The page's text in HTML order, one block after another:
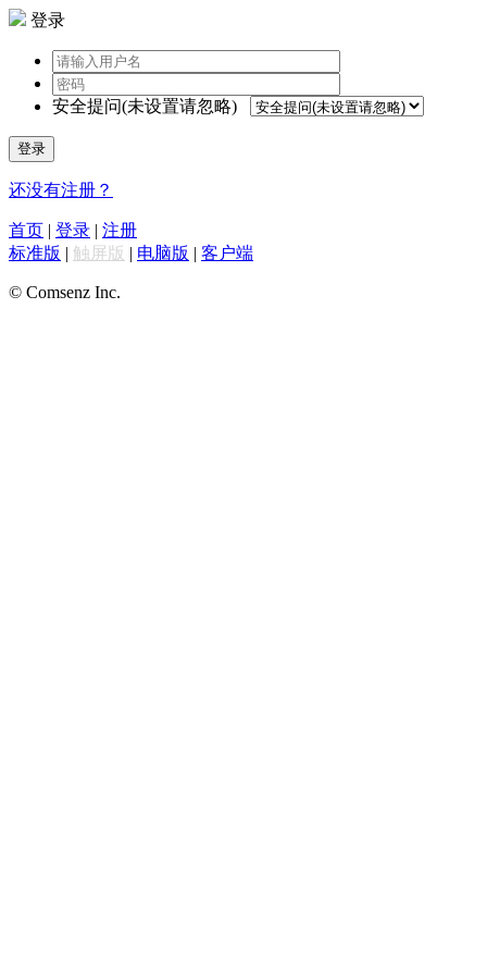
登录
安全提问(未设置请忽略)
登录
还没有注册？
首页 | 登录 | 注册
标准版 | 触屏版 | 电脑版 | 客户端
© Comsenz Inc.